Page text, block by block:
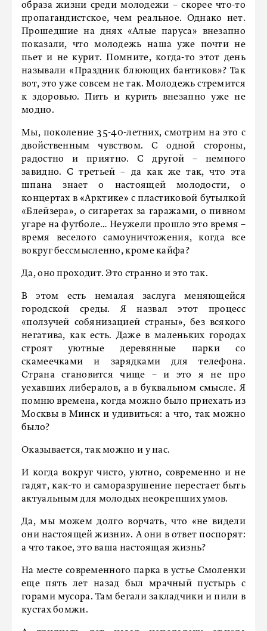
образа жизни среди молодежи – скорее что-то
пропагандистское, чем реальное. Однако нет.
Прошедшие на днях «Алые паруса» внезапно
показали, что молодежь наша уже почти не
пьет и не курит. Помните, когда-то этот день
называли «Праздник блюющих бантиков»? Так
вот, это уже совсем не так. Молодежь стремится
к здоровью. Пить и курить внезапно уже не
модно.
Мы, поколение 35-40-летних, смотрим на это с
двойственным чувством. С одной стороны,
радостно и приятно. С другой – немного
завидно. С третьей – да как же так, что эта
шпана знает о настоящей молодости, о
концертах в «Арктике» с пластиковой бутылкой
«Блейзера», о сигаретах за гаражами, о пивном
угаре на футболе… Неужели прошло это время –
время веселого самоуничтожения, когда все
вокруг бессмысленно, кроме кайфа?
Да, оно проходит. Это странно и это так.
В этом есть немалая заслуга меняющейся
городской среды. Я назвал этот процесс
«ползучей собянизацией страны», без всякого
негатива, как есть. Даже в маленьких городах
строят уютные деревянные парки со
скамеечками и зарядками для телефона.
Страна становится чище – и это я не про
уехавших либералов, а в буквальном смысле. Я
помню времена, когда можно было приехать из
Москвы в Минск и удивиться: а что, так можно
было?
Оказывается, так можно и у нас.
И когда вокруг чисто, уютно, современно и не
гадят, как-то и саморазрушение перестает быть
актуальным для молодых неокрепших умов.
Да, мы можем долго ворчать, что «не видели
они настоящей жизни». А они в ответ поспорят:
а что такое, это ваша настоящая жизнь?
На месте современного парка в устье Смоленки
еще пять лет назад был мрачный пустырь с
горами мусора. Там бегали закладчики и пили в
кустах бомжи.